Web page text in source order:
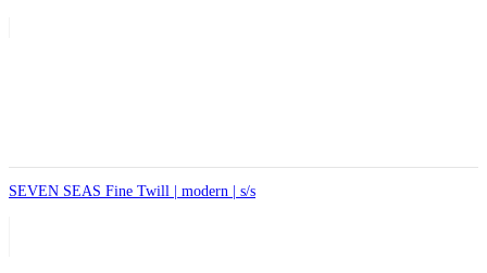
SEVEN SEAS Fine Twill | modern | s/s